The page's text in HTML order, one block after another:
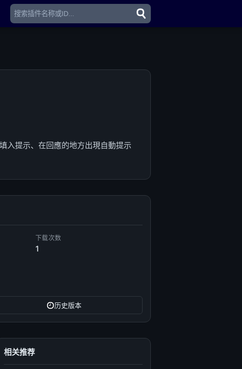
入提示、在回應的地方出現自動提示
下载次数
1
历史版本
相关推荐